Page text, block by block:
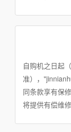
自购机之日起
准），
同条款享有保
将提供有偿维修